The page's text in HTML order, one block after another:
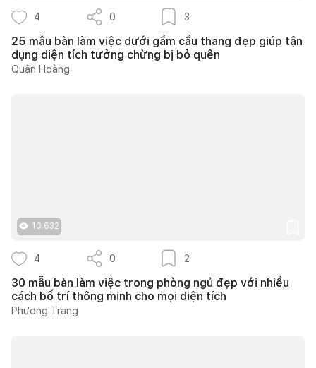
4 0 3
25 mẫu bàn làm việc dưới gầm cầu thang đẹp giúp tận
dụng diện tích tưởng chừng bị bỏ quên
Quân Hoàng
10.632
4 0 2
30 mẫu bàn làm việc trong phòng ngủ đẹp với nhiều
cách bố trí thông minh cho mọi diện tích
Phương Trang